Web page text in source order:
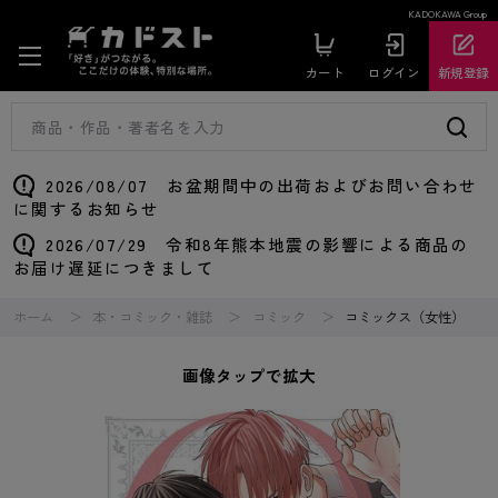
KADOKAWA Group
カート ログイン 新規登録
2026/08/07 お盆期間中の出荷およびお問い合わせ
に関するお知らせ
2026/07/29 令和8年熊本地震の影響による商品の
お届け遅延につきまして
ホーム 本・コミック・雑誌 コミック コミックス（女性）
画像タップで拡大